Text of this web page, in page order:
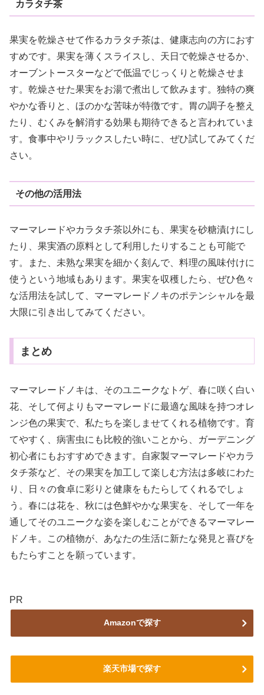
カラタチ茶
果実を乾燥させて作るカラタチ茶は、健康志向の方におす
すめです。果実を薄くスライスし、天日で乾燥させるか、
オーブントースターなどで低温でじっくりと乾燥させま
す。乾燥させた果実をお湯で煮出して飲みます。独特の爽
やかな香りと、ほのかな苦味が特徴です。胃の調子を整え
たり、むくみを解消する効果も期待できると言われていま
す。食事中やリラックスしたい時に、ぜひ試してみてくだ
さい。
その他の活用法
マーマレードやカラタチ茶以外にも、果実を砂糖漬けにし
たり、果実酒の原料として利用したりすることも可能で
す。また、未熟な果実を細かく刻んで、料理の風味付けに
使うという地域もあります。果実を収穫したら、ぜひ色々
な活用法を試して、マーマレードノキのポテンシャルを最
大限に引き出してみてください。
まとめ
マーマレードノキは、そのユニークなトゲ、春に咲く白い
花、そして何よりもマーマレードに最適な風味を持つオレ
ンジ色の果実で、私たちを楽しませてくれる植物です。育
てやすく、病害虫にも比較的強いことから、ガーデニング
初心者にもおすすめできます。自家製マーマレードやカラ
タチ茶など、その果実を加工して楽しむ方法は多岐にわた
り、日々の食卓に彩りと健康をもたらしてくれるでしょ
う。春には花を、秋には色鮮やかな果実を、そして一年を
通してそのユニークな姿を楽しむことができるマーマレー
ドノキ。この植物が、あなたの生活に新たな発見と喜びを
もたらすことを願っています。
PR
Amazonで探す
楽天市場で探す